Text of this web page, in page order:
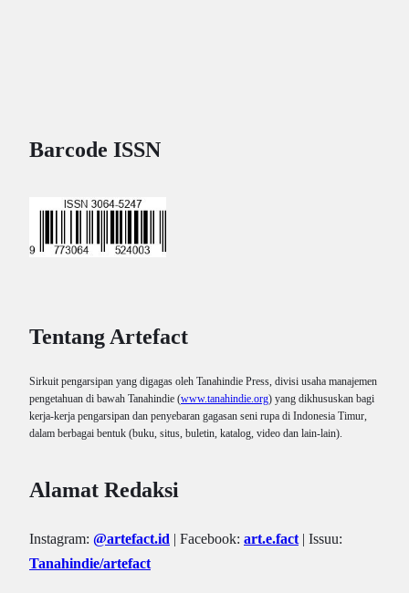
Barcode ISSN
Tentang Artefact
Sirkuit pengarsipan yang digagas oleh Tanahindie Press, divisi usaha manajemen
pengetahuan di bawah Tanahindie (www.tanahindie.org) yang dikhususkan bagi
kerja-kerja pengarsipan dan penyebaran gagasan seni rupa di Indonesia Timur,
dalam berbagai bentuk (buku, situs, buletin, katalog, video dan lain-lain).
Alamat Redaksi
Instagram: @artefact.id | Facebook: art.e.fact | Issuu:
Tanahindie/artefact